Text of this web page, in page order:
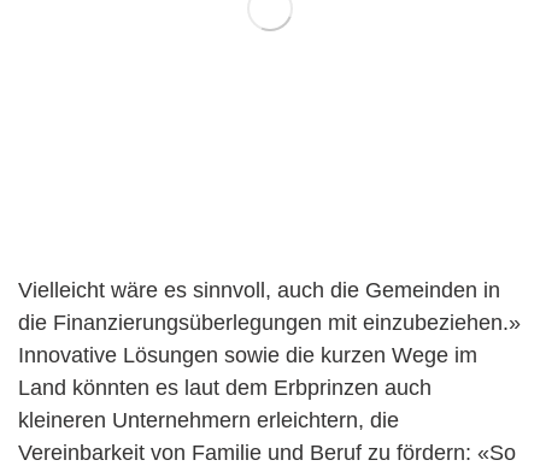
Vielleicht wäre es sinnvoll, auch die Gemeinden in
die Finanzierungsüberlegungen mit einzubeziehen.»
Innovative Lösungen sowie die kurzen Wege im
Land könnten es laut dem Erbprinzen auch
kleineren Unternehmern erleichtern, die
Vereinbarkeit von Familie und Beruf zu fördern: «So